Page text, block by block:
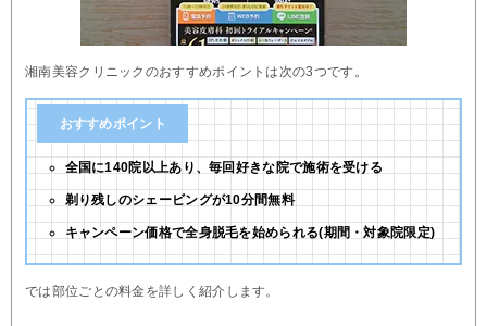
湘南美容クリニックのおすすめポイントは次の3つです。
おすすめポイント
全国に140院以上あり、毎回好きな院で施術を受ける
剃り残しのシェービングが10分間無料
キャンペーン価格で全身脱毛を始められる(期間・対象院限定)
では部位ごとの料金を詳しく紹介します。